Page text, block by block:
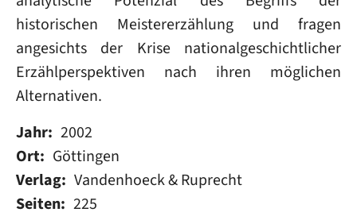
historischen Meistererzählung und fragen
angesichts der Krise nationalgeschichtlicher
Erzählperspektiven nach ihren möglichen
Alternativen.
Jahr 2002
Ort
Göttingen
Verlag Vandenhoeck & Ruprecht
Seiten 225